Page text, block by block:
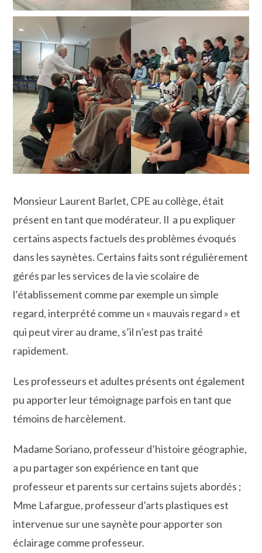
Monsieur Laurent Barlet, CPE au collège, était
présent en tant que modérateur. Il a pu expliquer
certains aspects factuels des problèmes évoqués
dans les saynètes. Certains faits sont régulièrement
gérés par les services de la vie scolaire de
l’établissement comme par exemple un simple
regard, interprété comme un « mauvais regard » et
qui peut virer au drame, s’il n’est pas traité
rapidement.
Les professeurs et adultes présents ont également
pu apporter leur témoignage parfois en tant que
témoins de harcèlement.
Madame Soriano, professeur d’histoire géographie,
a pu partager son expérience en tant que
professeur et parents sur certains sujets abordés ;
Mme Lafargue, professeur d’arts plastiques est
intervenue sur une saynète pour apporter son
éclairage comme professeur.